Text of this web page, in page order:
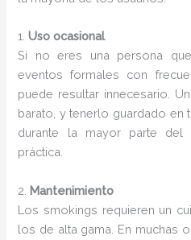
1.Uso ocasional
Si no eres una persona
eventos formales con
puede resultar innecesario.
barato, y tenerlo guardado
durante la mayor parte
práctica.
2. Mantenimiento
Los smokings requieren un
los de alta gama. En muchas